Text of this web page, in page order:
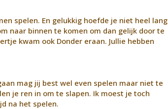
spelen. En gelukkig hoefde je niet heel lang
naar binnen te komen om dan gelijk door te
kwam ook Donder eraan. Jullie hebben
mag jij best wel even spelen maar niet te
je ren in om te slapen. Ik moest je toch
na het spelen.